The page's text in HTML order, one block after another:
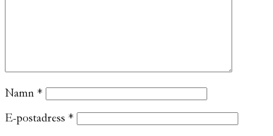
Namn *
E-postadress *